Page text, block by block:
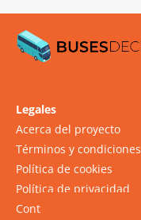
Legales
Acerca del proyecto
Términos y condiciones
Política de cookies
Política de privacidad
Contacto